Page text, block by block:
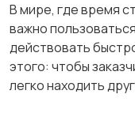
В мире, где время
важно
действовать
этого: чтобы
легко находить